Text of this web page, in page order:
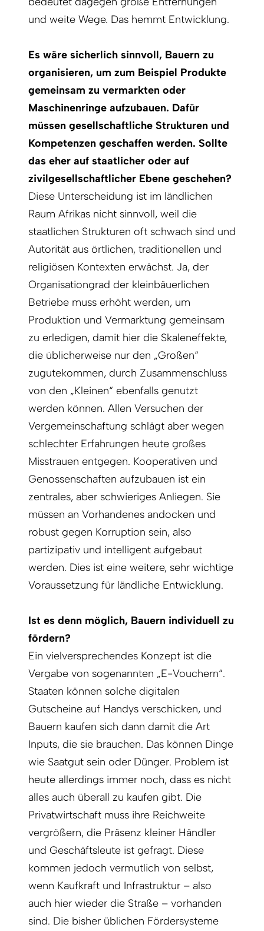
und weite Wege. Das hemmt Entwicklung.
Es wäre sicherlich sinnvoll, Bauern zu
organisieren, um zum Beispiel Produkte
gemeinsam zu vermarkten oder
Maschinenringe aufzubauen. Dafür
müssen gesellschaftliche Strukturen und
Kompetenzen geschaffen werden. Sollte
das eher auf staatlicher oder auf
zivilgesellschaftlicher Ebene geschehen?
Diese Unterscheidung ist im ländlichen
Raum Afrikas nicht sinnvoll, weil die
staatlichen Strukturen oft schwach sind und
Autorität aus örtlichen, traditionellen und
religiösen Kontexten erwächst. Ja, der
Organisationgrad der kleinbäuerlichen
Betriebe muss erhöht werden, um
Produktion und Vermarktung gemeinsam
zu erledigen, damit hier die Skaleneffekte,
die üblicherweise nur den „Großen“
zugutekommen, durch Zusammenschluss
von den „Kleinen“ ebenfalls genutzt
werden können. Allen Versuchen der
Vergemeinschaftung schlägt aber wegen
schlechter Erfahrungen heute großes
Misstrauen entgegen. Kooperativen und
Genossenschaften aufzubauen ist ein
zentrales, aber schwieriges Anliegen. Sie
müssen an Vorhandenes andocken und
robust gegen Korruption sein, also
partizipativ und intelligent aufgebaut
werden. Dies ist eine weitere, sehr wichtige
Voraussetzung für ländliche Entwicklung.
Ist es denn möglich, Bauern individuell zu
fördern?
Ein vielversprechendes Konzept ist die
Vergabe von sogenannten „E-Vouchern“.
Staaten können solche digitalen
Gutscheine auf Handys verschicken, und
Bauern kaufen sich dann damit die Art
Inputs, die sie brauchen. Das können Dinge
wie Saatgut sein oder Dünger. Problem ist
heute allerdings immer noch, dass es nicht
alles auch überall zu kaufen gibt. Die
Privatwirtschaft muss ihre Reichweite
vergrößern, die Präsenz kleiner Händler
und Geschäftsleute ist gefragt. Diese
kommen jedoch vermutlich von selbst,
wenn Kaufkraft und Infrastruktur – also
auch hier wieder die Straße – vorhanden
sind. Die bisher üblichen Fördersysteme